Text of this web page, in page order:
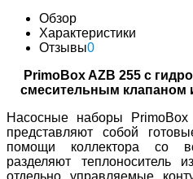
Обзор
Характеристики
Отзывы0
PrimoBox AZB 255 с
смесительным клапаном
Насосные наборы
представляют собой
помощи коллектора со
разделяют
отдельно управляемые